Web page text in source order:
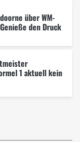
über WM-
den Druck
1 aktuell kein